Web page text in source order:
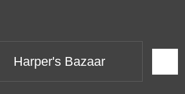
Harper's Bazaar